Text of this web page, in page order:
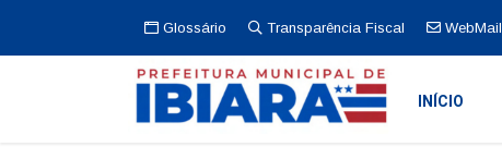
Glossário Transparência Fiscal WebMail
INÍCIO